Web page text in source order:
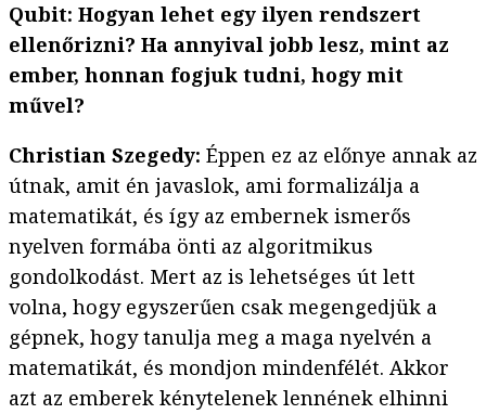
Qubit: Hogyan lehet egy ilyen rendszert
ellenőrizni? Ha annyival jobb lesz, mint az
ember, honnan fogjuk tudni, hogy mit
művel?
Christian Szegedy: Éppen ez az előnye annak az
útnak, amit én javaslok, ami formalizálja a
matematikát, és így az embernek ismerős
nyelven formába önti az algoritmikus
gondolkodást. Mert az is lehetséges út lett
volna, hogy egyszerűen csak megengedjük a
gépnek, hogy tanulja meg a maga nyelvén a
matematikát, és mondjon mindenfélét. Akkor
azt az emberek kénytelenek lennének elhinni